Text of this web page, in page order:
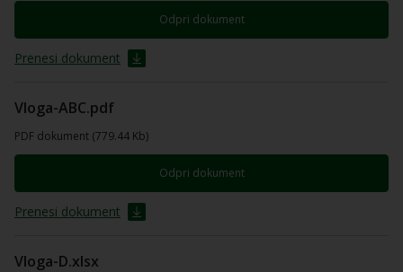
Odpri dokument
Prenesi dokument
Vloga-ABC.pdf
PDF dokument (779.44 Kb)
Odpri dokument
Prenesi dokument
Vloga-D.xlsx